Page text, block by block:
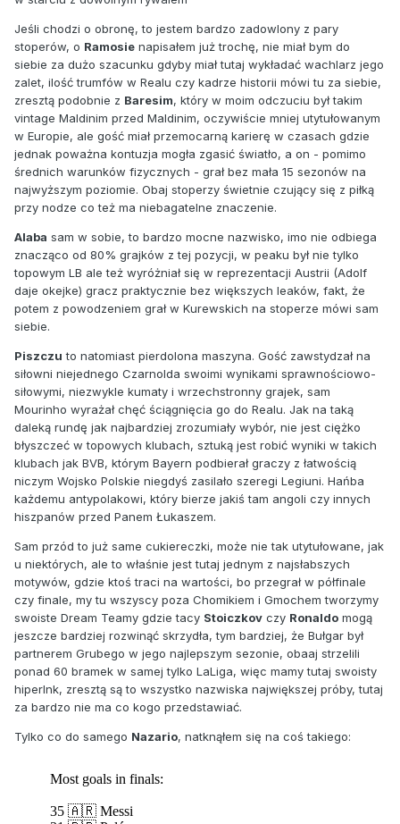
Jeśli chodzi o obronę, to jestem bardzo zadowlony z pary
stoperów, o Ramosie napisałem już trochę, nie miał bym do
siebie za dużo szacunku gdyby miał tutaj wykładać wachlarz jego
zalet, ilość trumfów w Realu czy kadrze historii mówi tu za siebie,
zresztą podobnie z Baresim, który w moim odczuciu był takim
vintage Maldinim przed Maldinim, oczywiście mniej utytułowanym
w Europie, ale gość miał przemocarną karierę w czasach gdzie
jednak poważna kontuzja mogła zgasić światło, a on - pomimo
średnich warunków fizycznych - grał bez mała 15 sezonów na
najwyższym poziomie. Obaj stoperzy świetnie czujący się z piłką
przy nodze co też ma niebagatelne znaczenie.
Alaba sam w sobie, to bardzo mocne nazwisko, imo nie odbiega
znacząco od 80% grajków z tej pozycji, w peaku był nie tylko
topowym LB ale też wyróżniał się w reprezentacji Austrii (Adolf
daje okejke) gracz praktycznie bez większych leaków, fakt, że
potem z powodzeniem grał w Kurewskich na stoperze mówi sam
siebie.
Piszczu to natomiast pierdolona maszyna. Gość zawstydzał na
siłowni niejednego Czarnolda swoimi wynikami sprawnościowo-
siłowymi, niezwykle kumaty i wrzechstronny grajek, sam
Mourinho wyrażał chęć ściągnięcia go do Realu. Jak na taką
daleką rundę jak najbardziej zrozumiały wybór, nie jest ciężko
błyszczeć w topowych klubach, sztuką jest robić wyniki w takich
klubach jak BVB, którym Bayern podbierał graczy z łatwością
niczym Wojsko Polskie niegdyś zasilało szeregi Legiuni. Hańba
każdemu antypolakowi, który bierze jakiś tam angoli czy innych
hiszpanów przed Panem Łukaszem.
Sam przód to już same cukiereczki, może nie tak utytułowane, jak
u niektórych, ale to właśnie jest tutaj jednym z najsłabszych
motywów, gdzie ktoś traci na wartości, bo przegrał w półfinale
czy finale, my tu wszyscy poza Chomikiem i Gmochem tworzymy
swoiste Dream Teamy gdzie tacy Stoiczkov czy Ronaldo mogą
jeszcze bardziej rozwinąć skrzydła, tym bardziej, że Bułgar był
partnerem Grubego w jego najlepszym sezonie, obaaj strzelili
ponad 60 bramek w samej tylko LaLiga, więc mamy tutaj swoisty
hiperlnk, zresztą są to wszystko nazwiska największej próby, tutaj
za bardzo nie ma co kogo przedstawiać.
Tylko co do samego Nazario, natknąłem się na coś takiego: